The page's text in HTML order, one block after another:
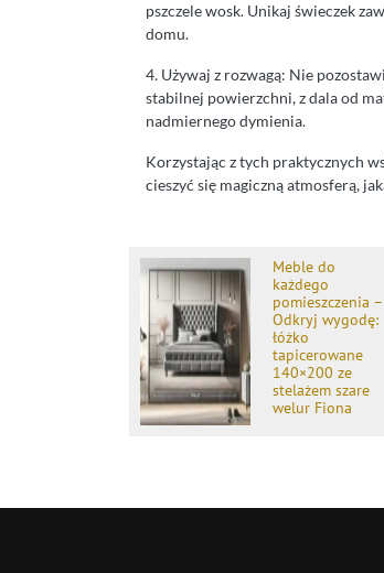
pszczele wosk. Unikaj świeczek
domu.
4. Używaj z rozwagą: Nie
stabilnej powierzchni, z dala od
nadmiernego dymienia.
Korzystając z tych praktycznych
cieszyć się magiczną atmosferą,
Meble do
każdego
pomieszczenia –
Odkryj wygodę:
łóżko
tapicerowane
140×200 ze
stelażem szare
welur Fiona